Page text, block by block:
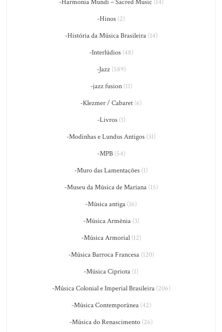
-Harmonia Mundi – Sacred Music (14)
-Hinos (2)
-História da Música Brasileira(14)
-Interlúdios(48)
-Jazz(589)
-jazz fusion(11)
-Klezmer / Cabaret (6)
-Livros(1)
-Modinhas e Lundus Antigos (31)
-MPB(54)
-Muro das Lamentações (1)
-Museu da Música de Mariana(15)
-Música antiga (16)
-Música Armênia(3)
-Música Armorial(12)
-Música Barroca Francesa(120)
-Música Cipriota (1)
-Música Colonial e Imperial Brasileira(206)
-Música Contemporânea(42)
-Música do Renascimento (26)